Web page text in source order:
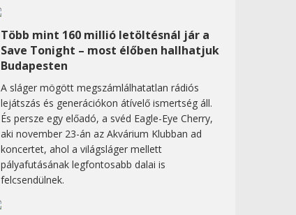
Több mint 160 millió letöltésnál jár a
Save Tonight – most élőben hallhatjuk
Budapesten
A sláger mögött megszámlálhatatlan rádiós
lejátszás és generációkon átívelő ismertség áll.
És persze egy előadó, a svéd Eagle-Eye Cherry,
aki november 23-án az Akvárium Klubban ad
koncertet, ahol a világsláger mellett
pályafutásának legfontosabb dalai is
felcsendülnek.